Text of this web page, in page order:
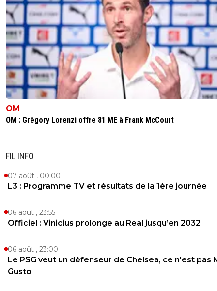
OM
OM : Grégory Lorenzi offre 81 ME à Frank McCourt
FIL INFO
07 août , 00:00
L3 : Programme TV et résultats de la 1ère journée
06 août , 23:55
Officiel : Vinicius prolonge au Real jusqu’en 2032
06 août , 23:00
Le PSG veut un défenseur de Chelsea, ce n'est pas
Gusto